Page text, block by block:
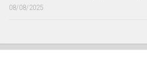
08/08/2025